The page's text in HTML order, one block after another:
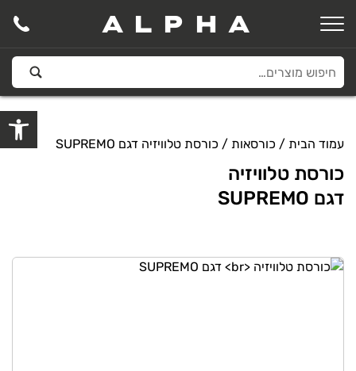
ALPHA
עמוד הבית / כורסאות / כורסת טלוויזיה דגם SUPREMO
כורסת טלוויזיה
דגם SUPREMO
פתח